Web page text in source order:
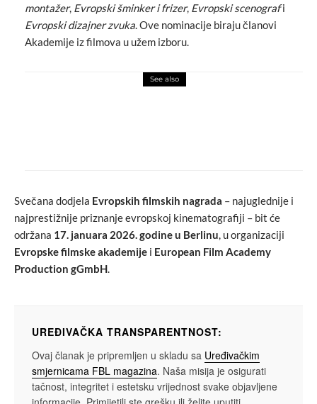
montažer, Evropski šminker i frizer, Evropski scenografi
Evropski dizajner zvuka. Ove nominacije biraju članovi
Akademije iz filmova u užem izboru.
See also
Svečana dodjela Evropskih filmskih nagrada – najuglednije i
najprestižnije priznanje evropskoj kinematografiji – bit će
održana 17. januara 2026. godine u Berlinu, u organizaciji
Evropske filmske akademije i European Film Academy
Production gGmbH.
UREĐIVAČKA TRANSPARENTNOST:
Ovaj članak je pripremljen u skladu sa Uređivačkim
smjernicama FBL magazina. Naša misija je osigurati
tačnost, integritet i estetsku vrijednost svake objavljene